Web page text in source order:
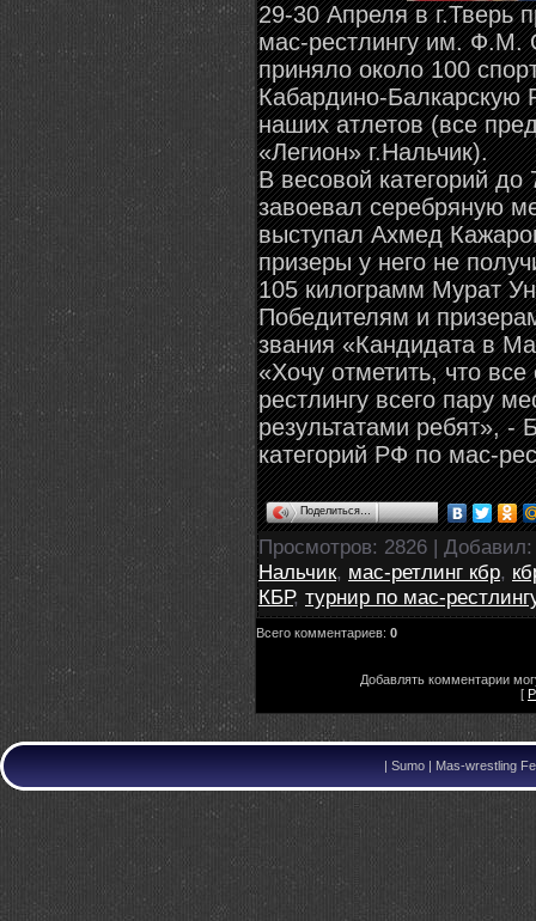
29-30 Апреля в г.Тверь
мас-рестлингу им. Ф.М.
приняло около 100
Кабардино-Балкарскую
наших атлетов (все
«Легион» г.Нальчик).
В весовой категорий
завоевал серебряную
выступал Ахмед
призеры у него не
105 килограмм Мурат
Победителям и
звания «Кандидата в
«Хочу отметить, что
рестлингу всего пару
результатами ребят», -
категорий РФ по мас-
Поделиться…
Просмотров: 2826 | Добавил
Нальчик, мас-ретлинг кбр,
КБР, турнир по мас-
Всего комментариев: 0
Добавлять комментарии
[
| Sumo | Mas-wrestling